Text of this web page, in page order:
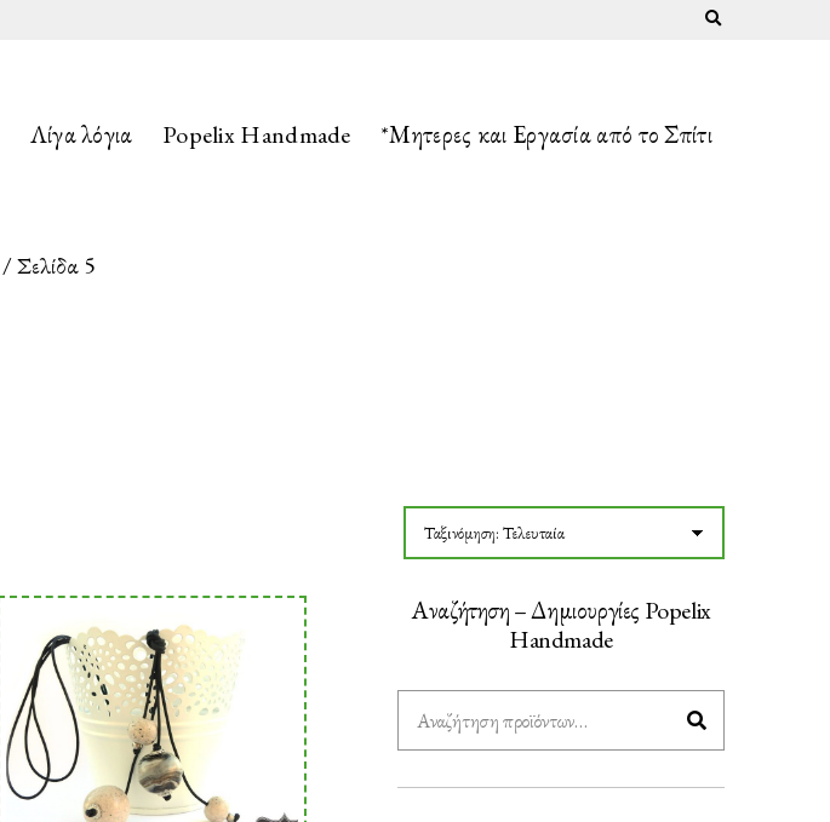
Expand search
Λίγα λόγια Popelix Handmade *Μητερες και Εργασία από το Σπίτι
/ Σελίδα 5
Αναζήτηση – Δημιουργίες Popelix
Handmade
για: